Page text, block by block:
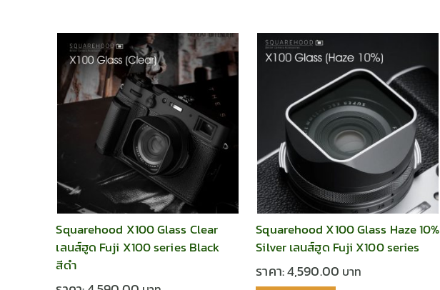
Squarehood X100 Glass Clear
เลนส์ฮูด Fuji X100 series Black
สีดำ
Squarehood X100 Glass Haze 10%
Silver เลนส์ฮูด Fuji X100 series
ราคา:4,590.00